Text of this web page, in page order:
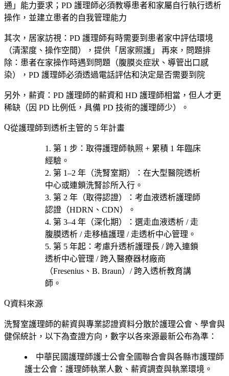
通」能力要求；PD 護理師必須教導患者和家屬自行執行透析
操作，並建立患者的自我管理能力
其次，居家訪視：PD 護理師有時需要到患者家中評估環境
（清潔度、操作空間），提供「居家照護」 再來，問題排
除：患者在家操作時遇到問題（腹膜炎症狀、導管出口感
染），PD 護理師必須透過電話評估和決定是否需要到院
另外，薪資：PD 護理師的薪資和 HD 護理師相當，但人才更
稀缺（因 PD 比例低，具備 PD 技術的護理師少）。
從護理師到透析主管的 5 年計畫
第 1 步 ：取得護理師執照 + 累積 1 年臨床
經驗。
第 1–2 年（洗腎室期）
：在大型醫院透析
中心或連鎖洗腎診所入行。
第 2 年（取得認證）
：考血液透析護理師
認證（HDRN、CDN）
。
第 3–4 年（深化期）
：選走血液透析 / 走
腹膜透析 / 走移植護理 / 走透析中心管理 。
第 5 年起 ：考慮升透析護理長 / 跨入連鎖
透析中心管理 / 跨入醫療器材廠商
（Fresenius、B. Braun）/ 跨入透析教育講
師 。
資料來源
洗腎室護理師的薪資與專業認證資料分散於護理公會、學會與
健保統計，以下為查證方向，數字以各來源最新公布為準：
中華民國護理師護士公會全國聯合會與各縣市護理師
護士公會：護理師執業人數、薪資調查與執業環境。